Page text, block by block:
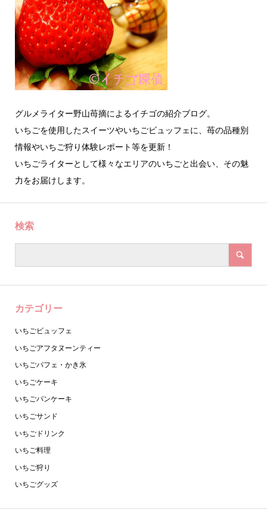
グルメライター野山苺摘によるイチゴの紹介ブログ。
いちごを使用したスイーツやいちごビュッフェに、苺の品種別
情報やいちご狩り体験レポート等を更新！
いちごライターとして様々なエリアのいちごと出会い、その魅
力をお届けします。
検索
カテゴリー
いちごビュッフェ
いちごアフタヌーンティー
いちごパフェ・かき氷
いちごケーキ
いちごパンケーキ
いちごサンド
いちごドリンク
いちご料理
いちご狩り
いちごグッズ